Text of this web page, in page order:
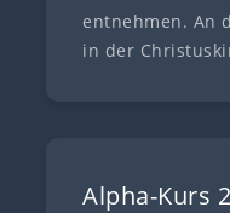
entnehmen. An
in der
Alpha-Kurs